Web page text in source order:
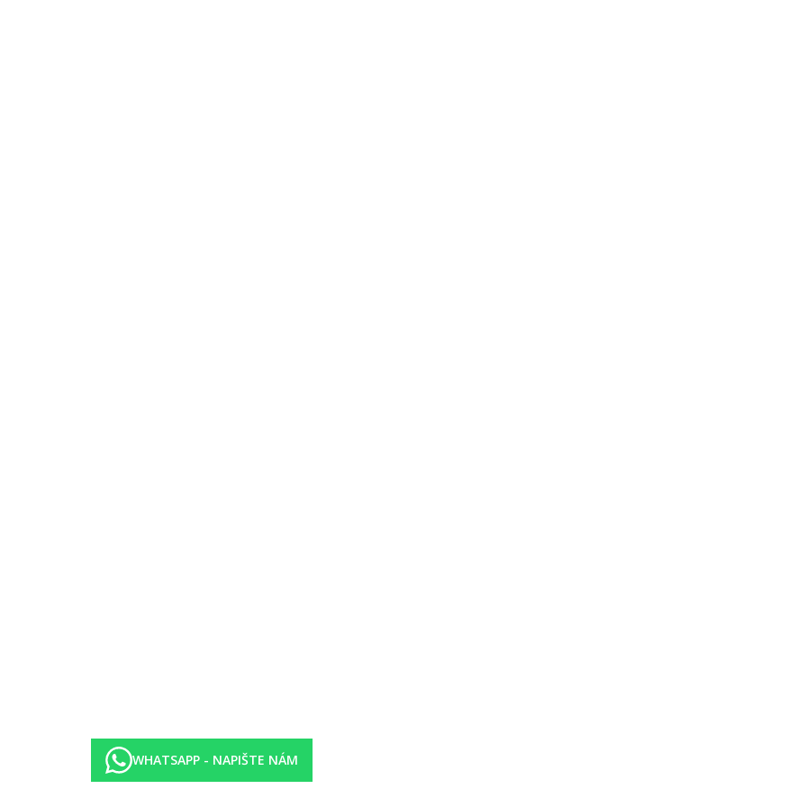
a v 15 vedlejších budovách. K vybavení hotelu patří recepce otevřená 24 hodin denně (přihlášení je možné od 14:00 hodin,
(případně za poplatek). O blaho hostů se stará 5 restaurací a snack bar. Dále má hotel konferenční prostor. Pohybově omezeným
koupelny. Služba praní prádla a služba žehlení prádla jsou případně za poplatek.
(případně za poplatek).
služby jsou závislé na ročním období a na místních klimatických podmínkách. Jazyky: angličtina, němčina, ruština, španělština,
Diners Club, JCB, EC karta a Visa.
(za poplatek), balkónem a sejfem (případně za poplatek) a také centrálně řízenou klimatizací.
(za poplatek), balkónem a sejfem (případně za poplatek) a také centrálně řízenou klimatizací.
(za poplatek), balkónem a sejfem (případně za poplatek) a také centrálně řízenou klimatizací.
(za poplatek), balkónem a sejfem (případně za poplatek) a také centrálně řízenou klimatizací.
(za poplatek), balkónem a sejfem (případně za poplatek) a také centrálně řízenou klimatizací.
(za poplatek), balkónem a sejfem (případně za poplatek) a také centrálně řízenou klimatizací.
WHATSAPP - NAPIŠTE NÁM